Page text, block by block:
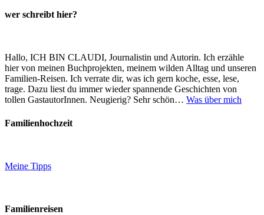
wer schreibt hier?
Hallo, ICH BIN CLAUDI, Journalistin und Autorin. Ich erzähle
hier von meinen Buchprojekten, meinem wilden Alltag und unseren
Familien-Reisen. Ich verrate dir, was ich gern koche, esse, lese,
trage. Dazu liest du immer wieder spannende Geschichten von
tollen GastautorInnen. Neugierig? Sehr schön… Was über mich
Familienhochzeit
Meine Tipps
Familienreisen